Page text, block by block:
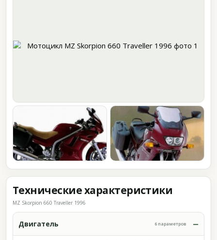
Технические характеристики
MZ Skorpion 660 Traveller 1996
Двигатель 6 параметров